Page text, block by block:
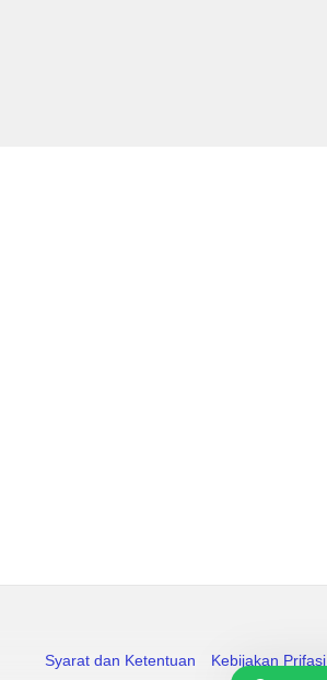
Syarat dan Ketentuan Kebijakan Prifasi